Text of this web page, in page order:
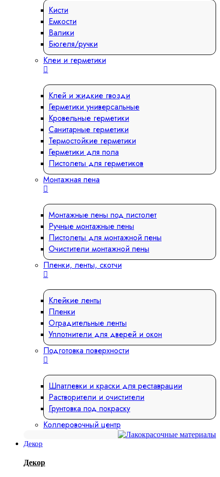
Кисти
Емкости
Валики
Бюгеля/ручки
Клеи и герметики
Клей и жидкие гвозди
Герметики универсальные
Кровельные герметики
Санитарные герметики
Термостойкие герметики
Герметики для пола
Пистолеты для герметиков
Монтажная пена
Монтажные пены под пистолет
Ручные монтажные пены
Пистолеты для монтажной пены
Очистители монтажной пены
Пленки, ленты, скотчи
Клейкие ленты
Пленки
Оградительные ленты
Уплотнители для дверей и окон
Подготовка поверхности
Шпатлевки и краски для реставрации
Растворители и очистители
Грунтовка под покраску
Коллеровочный центр
Декор
Декор